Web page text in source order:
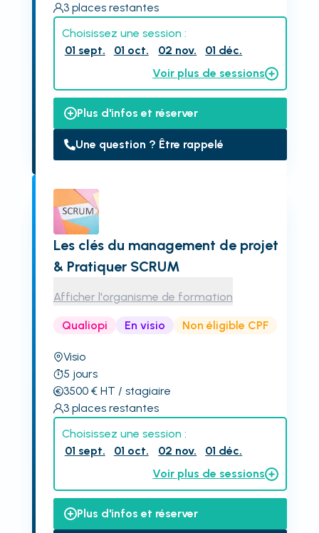
3 places restantes
Choisissez une session :
01 sept.
01 oct. 02 nov.
01 déc.
Voir plus de sessions
Plus d'infos et réserver
Une question ? Être rappelé
Les clés du management de projet
& Pratiquer SCRUM
Afficher l'organisme de formation
Qualiopi En visio Non éligible CPF
Visio
5 jours
3500€ HT / stagiaire
3 places restantes
Choisissez une session :
01 sept.
01 oct. 02 nov.
01 déc.
Voir plus de sessions
Plus d'infos et réserver